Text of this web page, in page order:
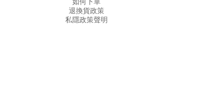
退換貨政策
私隱政策聲明